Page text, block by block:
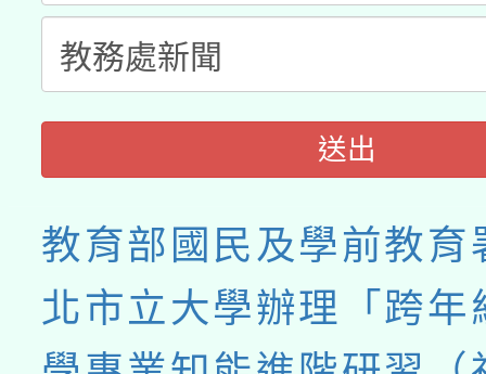
送出
教育部國民及學前教育
北市立大學辦理「跨年